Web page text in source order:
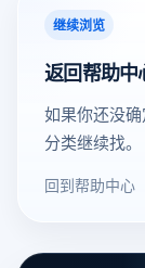
动。充得越
登浏览器所有
低、稳定性
化测试TikTok
景怎么参与
客户端，注
住宅代理-静
代理即时到
继续浏览
返回帮助中
如果你还没
分类继续找。
回到帮助中心